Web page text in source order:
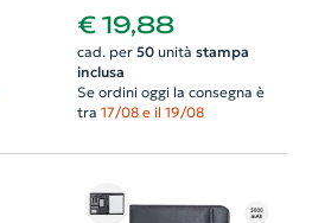
documenti e blocco
appunti in formato A4
calcolatrice e tasche
interne
€ 19,88
cad. per 50unità stampa
inclusa
Se ordini oggi la consegna è
tra 17/08 e il 19/08